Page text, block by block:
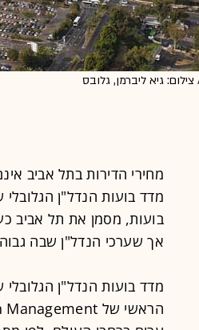
גיא ליברמן, גלובס
מחירי הדירות בתל אביב
בועות, מסמן את תל אביב
אך שערכי הנדל"ן שבה